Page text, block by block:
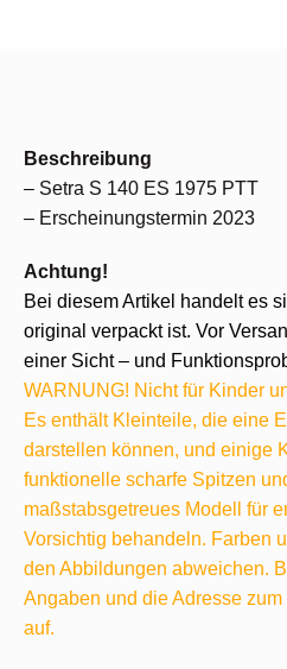
Beschreibung
– Setra S 140 ES 1975 PTT
– Erscheinungstermin 2023
Achtung!
Bei diesem Artikel handelt es
original verpackt ist. Vor
einer Sicht – und
WARNUNG! Nicht für Kinder
Es enthält Kleinteile, die eine
darstellen können, und einige
funktionelle scharfe Spitzen
maßstabsgetreues Modell für
Vorsichtig behandeln. Farben
den Abbildungen abweichen.
Angaben und die Adresse
auf.